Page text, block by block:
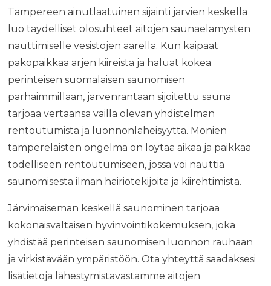
Tampereen ainutlaatuinen sijainti järvien keskellä
luo täydelliset olosuhteet aitojen saunaelämysten
nauttimiselle vesistöjen äärellä. Kun kaipaat
pakopaikkaa arjen kiireistä ja haluat kokea
perinteisen suomalaisen saunomisen
parhaimmillaan, järvenrantaan sijoitettu sauna
tarjoaa vertaansa vailla olevan yhdistelmän
rentoutumista ja luonnonläheisyyttä. Monien
tamperelaisten ongelma on löytää aikaa ja paikkaa
todelliseen rentoutumiseen, jossa voi nauttia
saunomisesta ilman häiriötekijöitä ja kiirehtimistä.
Järvimaiseman keskellä saunominen tarjoaa
kokonaisvaltaisen hyvinvointikokemuksen, joka
yhdistää perinteisen saunomisen luonnon rauhaan
ja virkistävään ympäristöön. Ota yhteyttä saadaksesi
lisätietoja lähestymistavastamme aitojen